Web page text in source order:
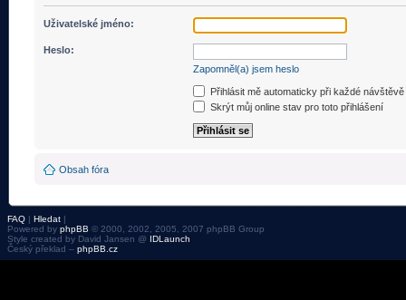
Uživatelské jméno:
Heslo:
Zapomněl(a) jsem heslo
Přihlásit mě automaticky při každé návštěvě
Skrýt můj online stav pro toto přihlášení
Obsah fóra
FAQ | Hledat |
Powered by phpBB © 2000, 2002, 2005, 2007 phpBB Group
Style created by David Jansen @ IDLaunch
Český překlad – phpBB.cz